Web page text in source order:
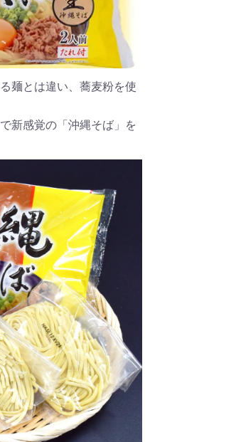
麺とは違い、蕎麦粉を使
新感覚の「沖縄そば」を